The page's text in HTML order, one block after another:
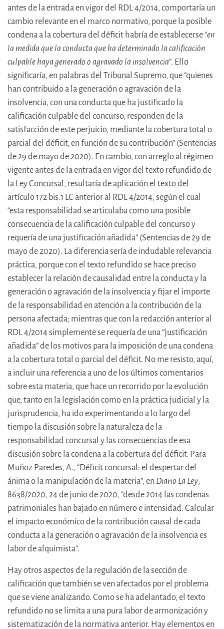
antes de la entrada en vigor del RDL 4/2014, comportaría un
cambio relevante en el marco normativo, porque la posible
condena a la cobertura del déficit habría de establecerse “en
la medida que la conducta que ha determinado la calificación
culpable haya generado o agravado la insolvencia”. Ello
significaría, en palabras del Tribunal Supremo, que “quienes
han contribuido a la generación o agravación de la
insolvencia, con una conducta que ha justificado la
calificación culpable del concurso, responden de la
satisfacción de este perjuicio, mediante la cobertura total o
parcial del déficit, en función de su contribución” (Sentencias
de 29 de mayo de 2020). En cambio, con arreglo al régimen
vigente antes de la entrada en vigor del texto refundido de
la Ley Concursal, resultaría de aplicación el texto del
artículo 172 bis.1 LC anterior al RDL 4/2014, según el cual
“esta responsabilidad se articulaba como una posible
consecuencia de la calificación culpable del concurso y
requería de una justificación añadida” (Sentencias de 29 de
mayo de 2020). La diferencia sería de indudable relevancia
práctica, porque con el texto refundido se hace preciso
establecer la relación de causalidad entre la conducta y la
generación o agravación de la insolvencia y fijar el importe
de la responsabilidad en atención a la contribución de la
persona afectada; mientras que con la redacción anterior al
RDL 4/2014 simplemente se requería de una “justificación
añadida” de los motivos para la imposición de una condena
a la cobertura total o parcial del déficit. No me resisto, aquí,
a incluir una referencia a uno de los últimos comentarios
sobre esta materia, que hace un recorrido por la evolución
que, tanto en la legislación como en la práctica judicial y la
jurisprudencia, ha ido experimentando a lo largo del
tiempo la discusión sobre la naturaleza de la
responsabilidad concursal y las consecuencias de esa
discusión sobre la condena a la cobertura del déficit. Para
Muñoz Paredes, A., “Déficit concursal: el despertar del
ánima o la manipulación de la materia”, en Diario La Ley,
8638/2020, 24 de junio de 2020, “desde 2014 las condenas
patrimoniales han bajado en número e intensidad. Calcular
el impacto económico de la contribución causal de cada
conducta a la generación o agravación de la insolvencia es
labor de alquimista”.
Hay otros aspectos de la regulación de la sección de
calificación que también se ven afectados por el problema
que se viene analizando. Como se ha adelantado, el texto
refundido no se limita a una pura labor de armonización y
sistematización de la normativa anterior. Hay elementos en